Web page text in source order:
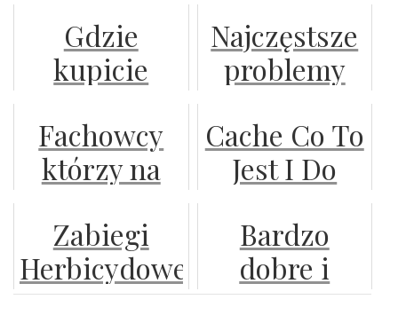
kuchni
zalety
od pory
roku?
Gdzie
kupicie
kurtkę
ochronną?
Najczęstsze
problemy
podczas
przeglądów
technicznych
w lublinie
Fachowcy
którzy na
odpowiednio
odnowią
waszą
Cache Co To
Jest I Do
Zabiegi
Herbicydowe
na Jesieni:
Bardzo
dobre i
znakomicie